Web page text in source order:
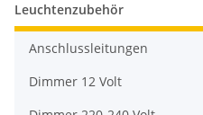
Leuchtenzubehör
Anschlussleitungen
Dimmer 12 Volt